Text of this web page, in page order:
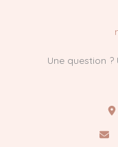
Une question